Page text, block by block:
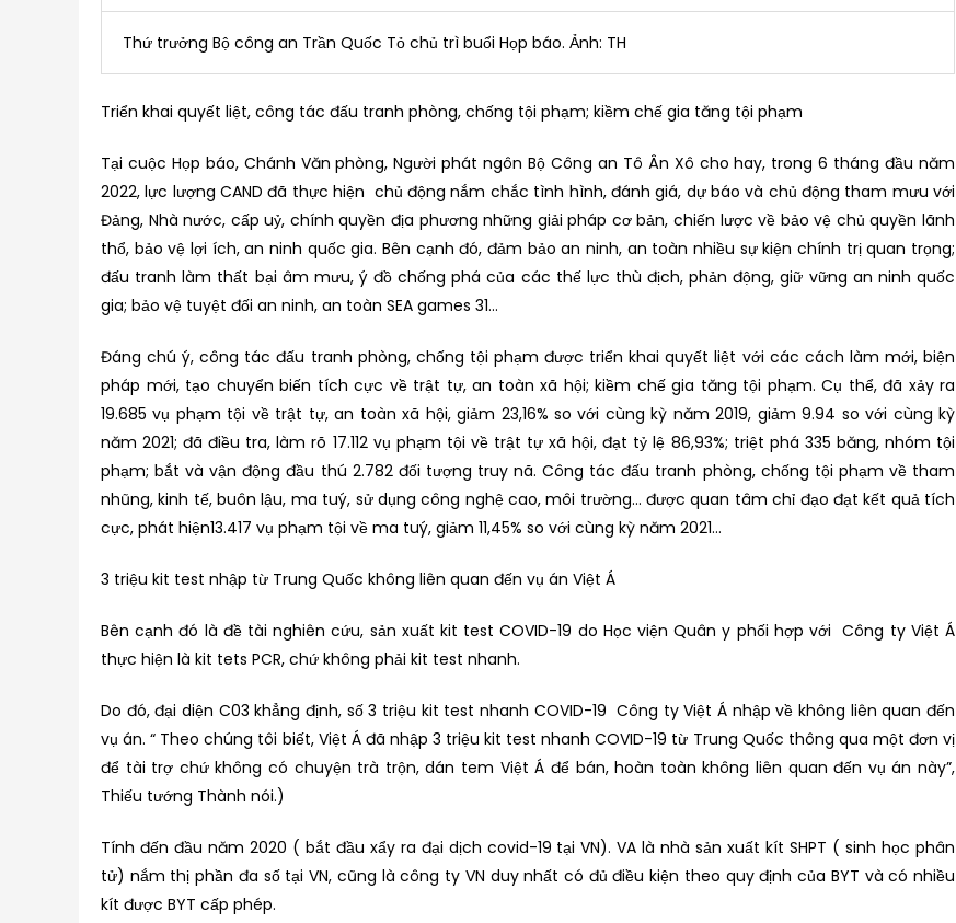
Thứ trưởng Bộ công an Trần Quốc Tỏ chủ trì buổi Họp báo. Ảnh: TH
Triển khai quyết liệt, công tác đấu tranh phòng, chống tội phạm; kiềm chế gia tăng tội phạm
Tại cuộc Họp báo, Chánh Văn phòng, Người phát ngôn Bộ Công an Tô Ân Xô cho hay, trong 6 tháng đầu năm
2022, lực lượng CAND đã thực hiện chủ động nắm chắc tình hình, đánh giá, dự báo và chủ động tham mưu với
Đảng, Nhà nước, cấp uỷ, chính quyền địa phương những giải pháp cơ bản, chiến lược về bảo vệ chủ quyền lãnh
thổ, bảo vệ lợi ích, an ninh quốc gia. Bên cạnh đó, đảm bảo an ninh, an toàn nhiều sự kiện chính trị quan trọng;
đấu tranh làm thất bại âm mưu, ý đồ chống phá của các thế lực thù địch, phản động, giữ vững an ninh quốc
gia; bảo vệ tuyệt đối an ninh, an toàn SEA games 31…
Đáng chú ý, công tác đấu tranh phòng, chống tội phạm được triển khai quyết liệt với các cách làm mới, biện
pháp mới, tạo chuyển biến tích cực về trật tự, an toàn xã hội; kiềm chế gia tăng tội phạm. Cụ thể, đã xảy ra
19.685 vụ phạm tội về trật tự, an toàn xã hội, giảm 23,16% so với cùng kỳ năm 2019, giảm 9.94 so với cùng kỳ
năm 2021; đã điều tra, làm rõ 17.112 vụ phạm tội về trật tự xã hội, đạt tỷ lệ 86,93%; triệt phá 335 băng, nhóm tội
phạm; bắt và vận động đầu thú 2.782 đối tượng truy nã. Công tác đấu tranh phòng, chống tội phạm về tham
nhũng, kinh tế, buôn lậu, ma tuý, sử dụng công nghệ cao, môi trường… được quan tâm chỉ đạo đạt kết quả tích
cực, phát hiện13.417 vụ phạm tội về ma tuý, giảm 11,45% so với cùng kỳ năm 2021…
3 triệu kit test nhập từ Trung Quốc không liên quan đến vụ án Việt Á
Bên cạnh đó là đề tài nghiên cứu, sản xuất kit test COVID-19 do Học viện Quân y phối hợp với Công ty Việt Á
thực hiện là kit tets PCR, chứ không phải kit test nhanh.
Do đó, đại diện C03 khẳng định, số 3 triệu kit test nhanh COVID-19 Công ty Việt Á nhập về không liên quan đến
vụ án. “ Theo chúng tôi biết, Việt Á đã nhập 3 triệu kit test nhanh COVID-19 từ Trung Quốc thông qua một đơn vị
để tài trợ chứ không có chuyện trà trộn, dán tem Việt Á để bán, hoàn toàn không liên quan đến vụ án này”,
Thiếu tướng Thành nói.)
Tính đến đầu năm 2020 ( bắt đầu xẩy ra đại dịch covid-19 tại VN). VA là nhà sản xuất kít SHPT ( sinh học phân
tử) nắm thị phần đa số tại VN, cũng là công ty VN duy nhất có đủ điều kiện theo quy định của BYT và có nhiều
kít được BYT cấp phép.